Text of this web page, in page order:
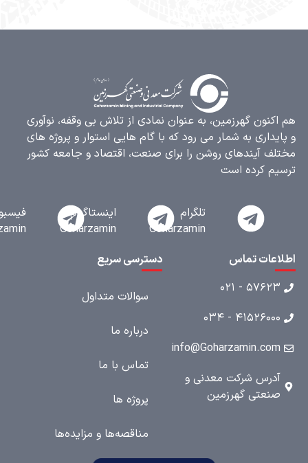
گهرزمین، به عنوان نمادی از تلاش بی وقفه، نوآوری
به شمار می رود که با گام هایی استوار و پروژه های
آیندهای روشن را برای صنعت، اقتصاد و جامعه کشور
کرده است
Goharzamin
اینستاگرام
Goharzamin
فیسبوک
Goharzamin
تماس
- ۰۲۱
- ۰۳۴
شرکت معدنی و
گهرزمین
دسترسی سریع
سوالات متداول
درباره ما
تماس با ما
پروژه ها
مناقصه‌ها و مزایده‌ها